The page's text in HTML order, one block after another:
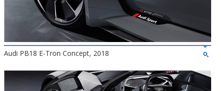
Audi PB18 E-Tron Concept, 2018